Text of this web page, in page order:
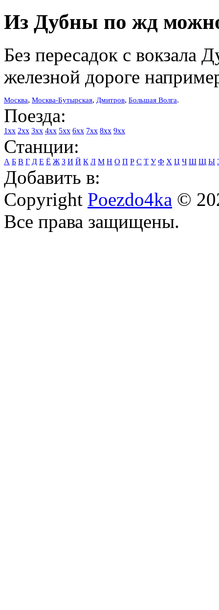
Из Дубны по жд
Без пересадок с вокзала
железной дороге
Москва, Москва-Бутырская, Дмитров, Большая Волга.
Поезда:
1xx 2xx 3xx 4xx 5xx 6xx 7xx 8xx 9xx
Станции:
А Б В Г Д Е Ё Ж З И Й К Л М Н О П Р С Т У Ф Х Ц Ч Ш Щ Ы
Добавить в:
Copyright Poezdo4ka ©
Все права защищены.